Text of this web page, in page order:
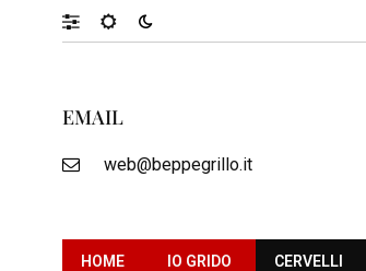
EMAIL
web@beppegrillo.it
HOME IO GRIDO CERVELLI